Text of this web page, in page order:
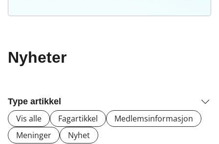
Nyheter
Type artikkel
Vis alle Fagartikkel
Medlemsinformasjon
Meninger
Nyhet